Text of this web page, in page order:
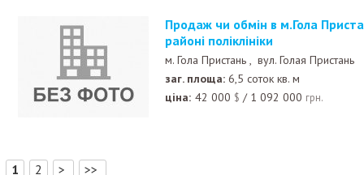
Продаж чи обмін в м.Гола Пристань нового будинку в
районі поліклініки
м. Гола Пристань , вул. Голая Пристань
заг. площа: 6,5 соток кв. м
ціна: 42 000 $ / 1 092 000 грн.
1 2 > >>